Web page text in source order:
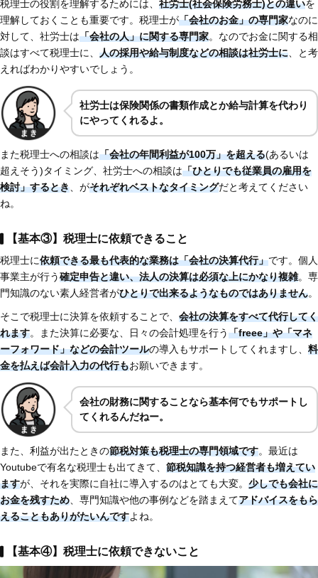
税理士の役割を理解するためには、 社労士(社会保険労務士)との違いを
理解しておくことも重要です。税理士が「会社のお金」の専門家なのに
対して、社労士は「会社の人」に関する専門家。なのでお金に関する相
談はすべて税理士に、 人の採用や給与制度などの相談は社労士に、と考
えればわかりやすいでしょう。
社労士は保険関係の書類作成とか給与計算を代わり
にやってくれるよ。
また税理士への相談は「会社の年間利益が100万」を超える(あるいは
超えそう)タイミング、社労士への相談は「ひとりでも従業員の雇用を
検討」するとき、がそれぞれベストなタイミングだと考えてください
ね。
【基本③】税理士に依頼できること
税理士に依頼できる最も代表的な業務は「会社の決算代行」です。個人
事業主が行う確定申告と違い、法人の決算は必須な上にかなり複雑。専
門知識のない素人経営者がひとりで出来るようなものではありません。
そこで税理士に決算を依頼することで、 会社の決算をすべて代行してく
れます。また決算に必要な、日々の会計処理を行う「freee」や「マネ
ーフォワード」などの会計ツールの導入もサポートしてくれますし、 料
金を払えば会計入力の代行もお願いできます。
会社の財務に関することなら基本何でもサポートし
てくれるんだねー。
また、利益が出たときの節税対策も税理士の専門領域です。最近は
Youtubeで有名な税理士も出てきて、 節税知識を持つ経営者も増えてい
ますが、それを実際に自社に導入するのはとても大変。 少しでも会社に
お金を残すため、専門知識や他の事例などを踏まえてアドバイスをもら
えることもありがたいんですよね。
【基本④】税理士に依頼できないこと